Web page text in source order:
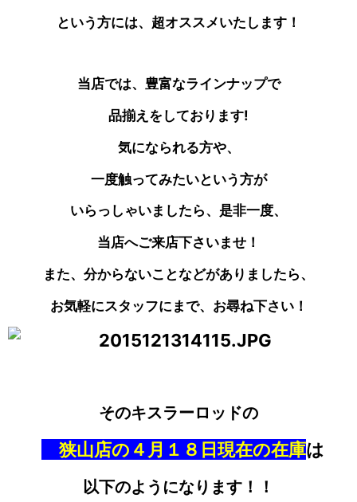
という方には、超オススメいたします！
当店では、豊富なラインナップで
品揃えをしております!
気になられる方や、
一度触ってみたいという方が
いらっしゃいましたら、是非一度、
当店へご来店下さいませ！
また、分からないことなどがありましたら、
お気軽にスタッフにまで、お尋ね下さい！
そのキスラーロッドの
狭山店の４月１８日現在の在庫は
以下のようになります！！